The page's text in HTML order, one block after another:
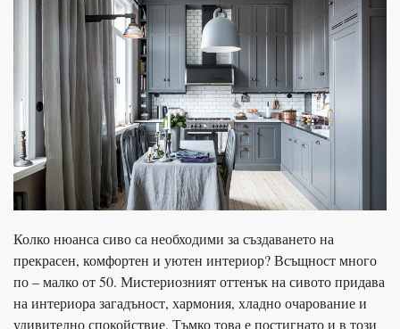
Колко нюанса сиво са необходими за създаването на
прекрасен, комфортен и уютен интериор? Всъщност много
по – малко от 50. Мистериозният оттенък на сивото придава
на интериора загадъност, хармония, хладно очарование и
удивително спокойствие. Тъмко това е постигнато и в този